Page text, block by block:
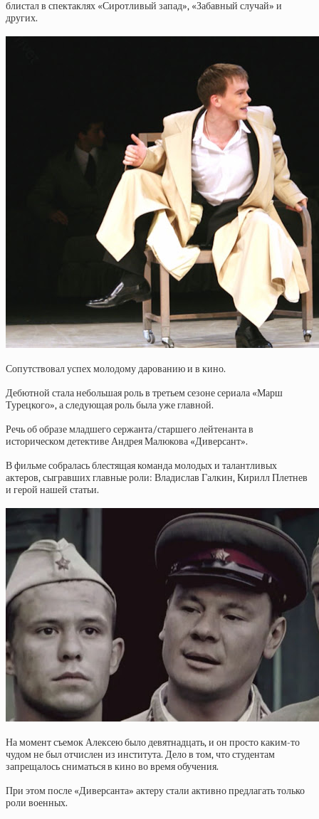
блистал в спектаклях «Сиротливый запад», «Забавный случай» и
других.
Сопутствовал успех молодому дарованию и в кино.
Дебютной стала небольшая роль в третьем сезоне сериала «Марш
Турецкого», а следующая роль была уже главной.
Речь об образе младшего сержанта/старшего лейтенанта в
историческом детективе Андрея Малюкова «Диверсант».
В фильме собралась блестящая команда молодых и талантливых
актеров, сыгравших главные роли: Владислав Галкин, Кирилл Плетнев
и герой нашей статьи.
На момент съемок Алексею было девятнадцать, и он просто каким-то
чудом не был отчислен из института. Дело в том, что студентам
запрещалось сниматься в кино во время обучения.
При этом после «Диверсанта» актеру стали активно предлагать только
роли военных.